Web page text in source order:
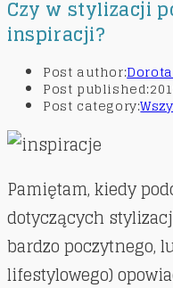
Czy w stylizacji
inspiracji?
Post author:
Post published:
Post category:
Pamiętam, kiedy
dotyczących
bardzo poczytnego,
lifestylowego)